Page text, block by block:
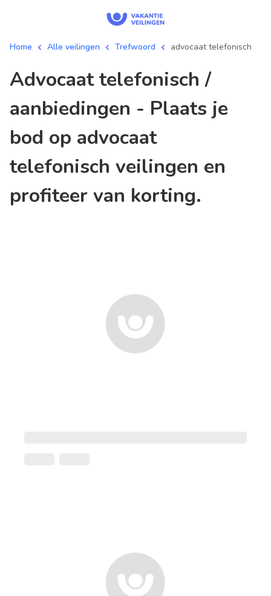
Home Alle veilingen Trefwoord advocaat telefonisch
advocaat telefonisch /
aanbiedingen - Plaats je
bod op advocaat
telefonisch veilingen en
profiteer van korting.